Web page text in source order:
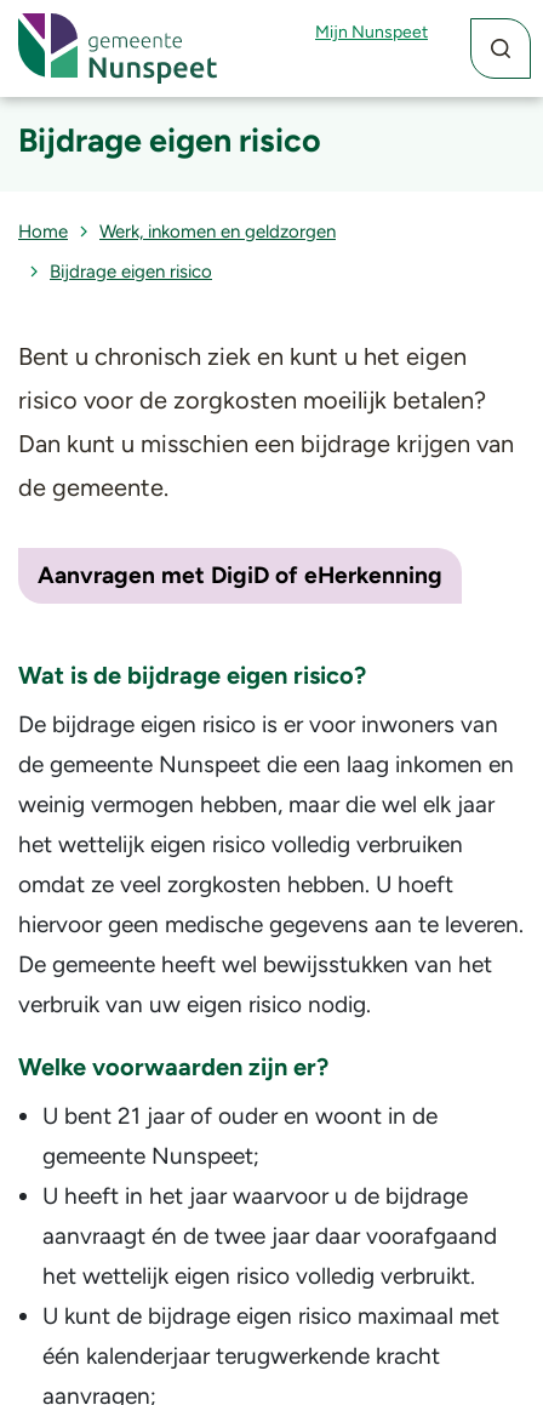
Mijn Nunspeet
Bijdrage eigen risico
Home
Werk, inkomen en geldzorgen
Bijdrage eigen risico
Bent u chronisch ziek en kunt u het eigen
risico voor de zorgkosten moeilijk betalen?
Dan kunt u misschien een bijdrage krijgen van
de gemeente.
Aanvragen met DigiD of eHerkenning
Wat is de bijdrage eigen risico?
De bijdrage eigen risico is er voor inwoners van
de gemeente Nunspeet die een laag inkomen en
weinig vermogen hebben, maar die wel elk jaar
het wettelijk eigen risico volledig verbruiken
omdat ze veel zorgkosten hebben. U hoeft
hiervoor geen medische gegevens aan te leveren.
De gemeente heeft wel bewijsstukken van het
verbruik van uw eigen risico nodig.
Welke voorwaarden zijn er?
U bent 21 jaar of ouder en woont in de
gemeente Nunspeet;
U heeft in het jaar waarvoor u de bijdrage
aanvraagt én de twee jaar daar voorafgaand
het wettelijk eigen risico volledig verbruikt.
U kunt de bijdrage eigen risico maximaal met
één kalenderjaar terugwerkende kracht
aanvragen;